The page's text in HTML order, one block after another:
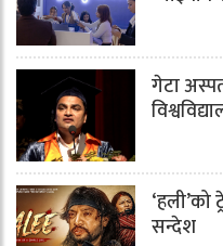
गेटा
‘हली’को
सन्देश